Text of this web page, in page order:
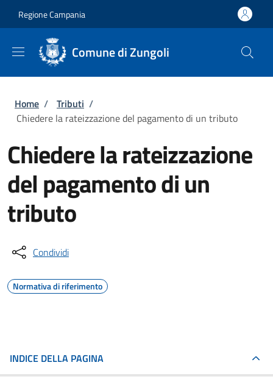
Regione Campania
Comune di Zungoli
Briciole di pane
Home / Tributi /
Chiedere la rateizzazione del pagamento di un tributo
Chiedere la rateizzazione
del pagamento di un
tributo
Condividi
Normativa di riferimento
INDICE DELLA PAGINA